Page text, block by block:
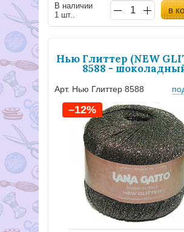
В наличии
1 шт..
в
Нью Глиттер (NEW
8588 -
Арт. Нью Глиттер 8588
–12%